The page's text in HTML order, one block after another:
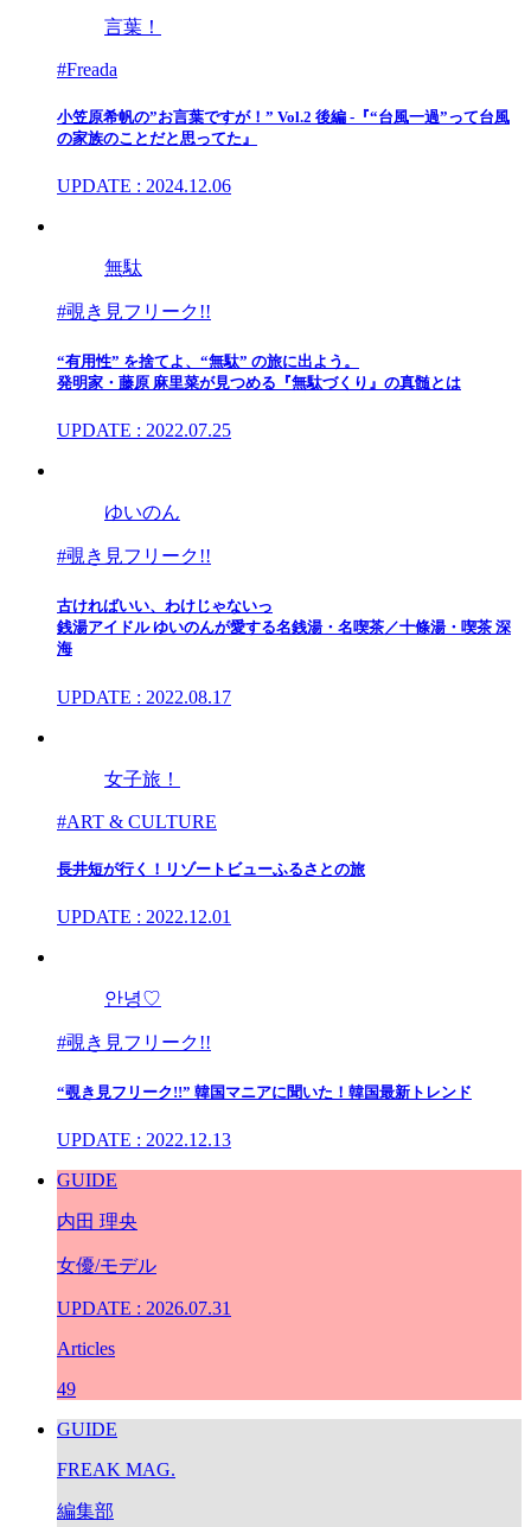
言葉！
#Freada
小笠原希帆の”お言葉ですが！” Vol.2 後編 -『“台風一過”って台風
の家族のことだと思ってた』
UPDATE : 2024.12.06
無駄
#覗き見フリーク!!
“有用性” を捨てよ、“無駄” の旅に出よう。
発明家・藤原 麻里菜が見つめる『無駄づくり』の真髄とは
UPDATE : 2022.07.25
ゆいのん
#覗き見フリーク!!
古ければいい、わけじゃないっ
銭湯アイドル ゆいのんが愛する名銭湯・名喫茶／十條湯・喫茶 深
海
UPDATE : 2022.08.17
女子旅！
#ART & CULTURE
長井短が行く！リゾートビューふるさとの旅
UPDATE : 2022.12.01
안녕♡
#覗き見フリーク!!
“覗き見フリーク!!” 韓国マニアに聞いた！韓国最新トレンド
UPDATE : 2022.12.13
GUIDE
内田 理央
女優/モデル
UPDATE : 2026.07.31
Articles
49
GUIDE
FREAK MAG.
編集部